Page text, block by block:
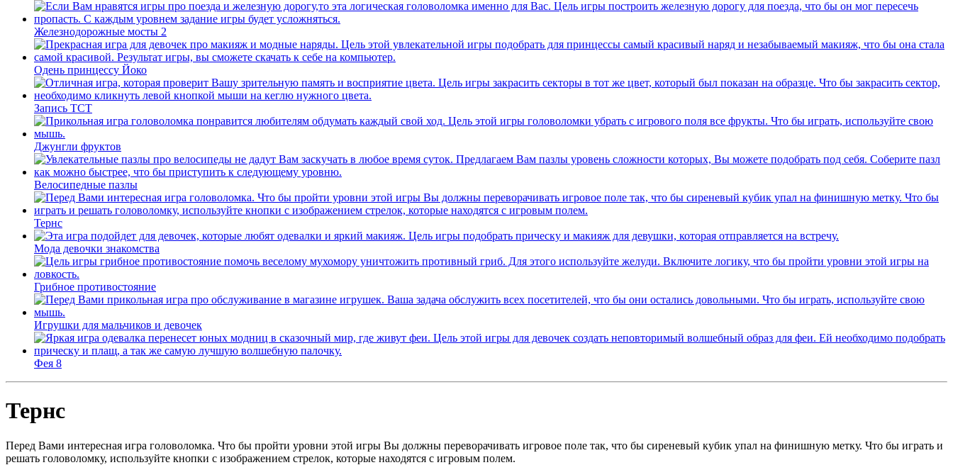
Железнодорожные мосты 2
Одень принцессу Йоко
Запись ТСТ
Джунгли фруктов
Велосипедные пазлы
Тернс
Мода девочки знакомства
Грибное противостояние
Игрушки для мальчиков и девочек
Фея 8
Тернс
Перед Вами интересная игра головоломка. Что бы пройти уровни этой игры Вы должны переворачивать игровое поле так, что бы сиреневый кубик упал на финишную метку. Что бы играть и
решать головоломку, используйте кнопки с изображением стрелок, которые находятся с игровым полем.